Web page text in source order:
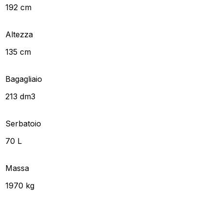
192 cm
Altezza
135 cm
Bagagliaio
213 dm3
Serbatoio
70 L
Massa
1970 kg